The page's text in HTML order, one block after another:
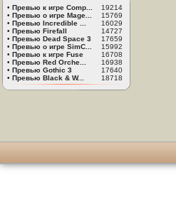
• Превью к игре Comp...
19214
• Превью о игре Mage...
15769
• Превью Incredible ...
16029
• Превью Firefall
14727
• Превью Dead Space 3
17659
• Превью о игре SimC...
15992
• Превью к игре Fuse
16708
• Превью Red Orche...
16938
• Превью Gothic 3
17640
• Превью Black & W... 18718